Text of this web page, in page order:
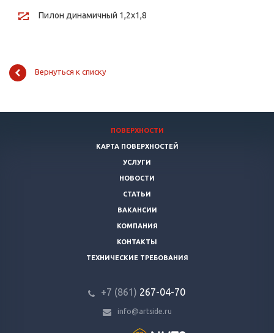
Пилон динамичный 1,2х1,8
Вернуться к списку
ПОВЕРХНОСТИ
КАРТА ПОВЕРХНОСТЕЙ
УСЛУГИ
НОВОСТИ
СТАТЬИ
ВАКАНСИИ
КОМПАНИЯ
КОНТАКТЫ
ТЕХНИЧЕСКИЕ ТРЕБОВАНИЯ
+7 (861) 267-04-70
info@artside.ru